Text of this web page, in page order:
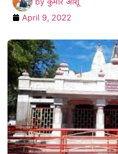
April 9, 2022